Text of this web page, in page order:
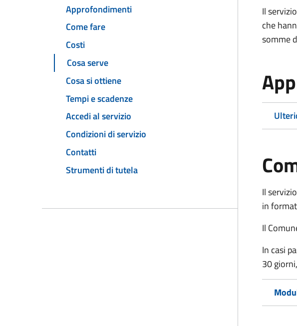
Approfondimenti
Come fare
Costi
Cosa serve
Cosa si ottiene
Tempi e scadenze
Accedi al servizio
Condizioni di servizio
Contatti
Strumenti di tutela
Il
che
somme
Il
in
Il
In casi
30